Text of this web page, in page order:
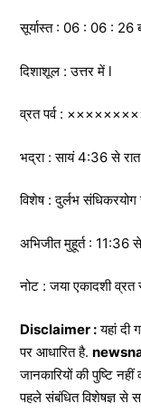
सूर्यास्त : 06 : 06 : 26
दिशाशूल : उत्तर में l
व्रत पर्व :
भद्रा : सायं 4:36 से
विशेष : दुर्लभ
अभिजीत मुहूर्त :
नोट : जया एकादशी
Disclaimer :यहां दी
पर आधारित है.
जानकारियों की पुष्टि
पहले संबंधित विशेषज्ञ से